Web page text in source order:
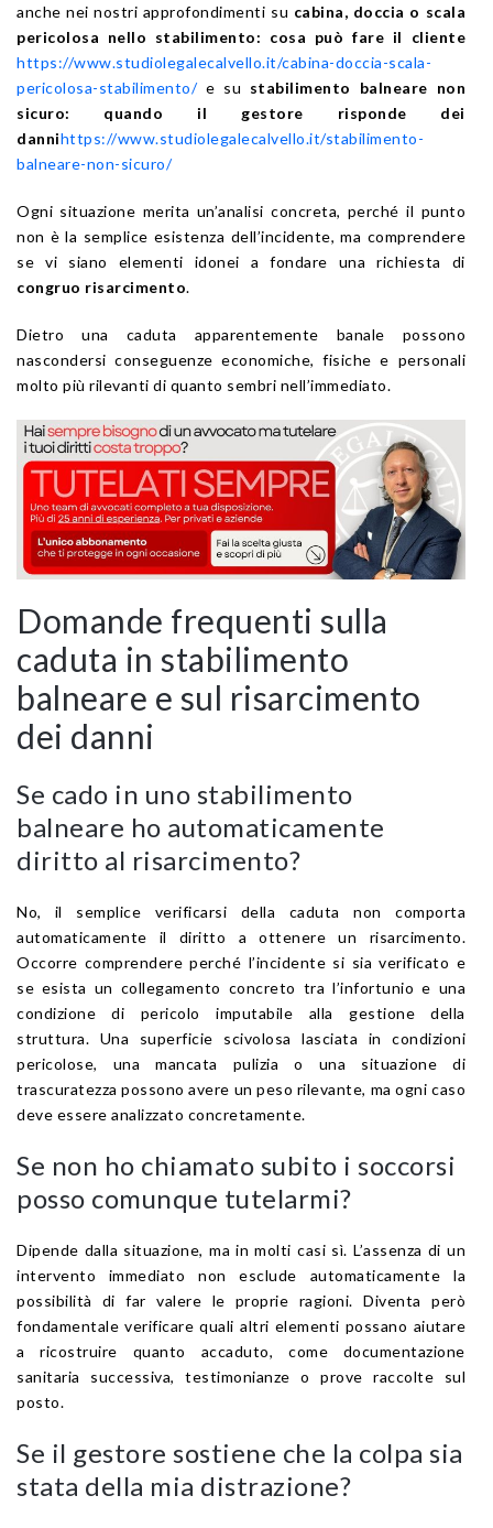
anche nei nostri approfondimenti su cabina, doccia o scala
pericolosa nello stabilimento: cosa può fare il cliente
https://www.studiolegalecalvello.it/cabina-doccia-scala-
pericolosa-stabilimento/e su stabilimento balneare non
sicuro: quando il gestore risponde dei
dannihttps://www.studiolegalecalvello.it/stabilimento-
balneare-non-sicuro/
Ogni situazione merita un’analisi concreta, perché il punto
non è la semplice esistenza dell’incidente, ma comprendere
se vi siano elementi idonei a fondare una richiesta di
congruo risarcimento.
Dietro una caduta apparentemente banale possono
nascondersi conseguenze economiche, fisiche e personali
molto più rilevanti di quanto sembri nell’immediato.
Domande frequenti sulla
caduta in stabilimento
balneare e sul risarcimento
dei danni
Se cado in uno stabilimento
balneare ho automaticamente
diritto al risarcimento?
No, il semplice verificarsi della caduta non comporta
automaticamente il diritto a ottenere un risarcimento.
Occorre comprendere perché l’incidente si sia verificato e
se esista un collegamento concreto tra l’infortunio e una
condizione di pericolo imputabile alla gestione della
struttura. Una superficie scivolosa lasciata in condizioni
pericolose, una mancata pulizia o una situazione di
trascuratezza possono avere un peso rilevante, ma ogni caso
deve essere analizzato concretamente.
Se non ho chiamato subito i soccorsi
posso comunque tutelarmi?
Dipende dalla situazione, ma in molti casi sì. L’assenza di un
intervento immediato non esclude automaticamente la
possibilità di far valere le proprie ragioni. Diventa però
fondamentale verificare quali altri elementi possano aiutare
a ricostruire quanto accaduto, come documentazione
sanitaria successiva, testimonianze o prove raccolte sul
posto.
Se il gestore sostiene che la colpa sia
stata della mia distrazione?